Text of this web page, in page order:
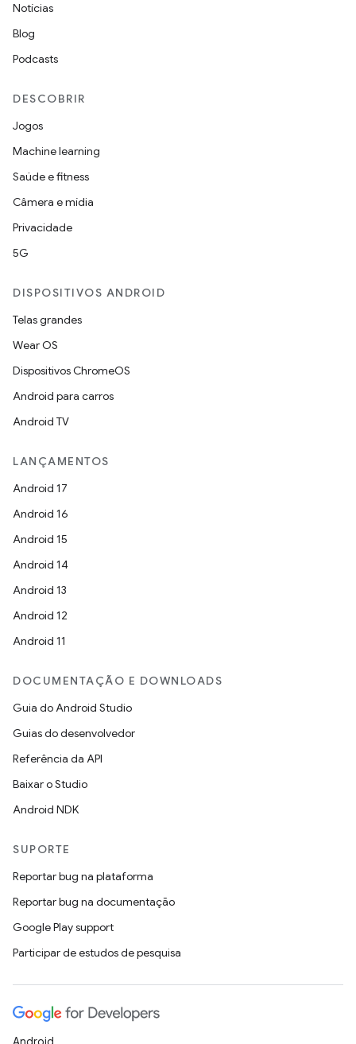
Notícias
Blog
Podcasts
DESCOBRIR
Jogos
Machine learning
Saúde e fitness
Câmera e mídia
Privacidade
5G
DISPOSITIVOS ANDROID
Telas grandes
Wear OS
Dispositivos ChromeOS
Android para carros
Android TV
LANÇAMENTOS
Android 17
Android 16
Android 15
Android 14
Android 13
Android 12
Android 11
DOCUMENTAÇÃO E DOWNLOADS
Guia do Android Studio
Guias do desenvolvedor
Referência da API
Baixar o Studio
Android NDK
SUPORTE
Reportar bug na plataforma
Reportar bug na documentação
Google Play support
Participar de estudos de pesquisa